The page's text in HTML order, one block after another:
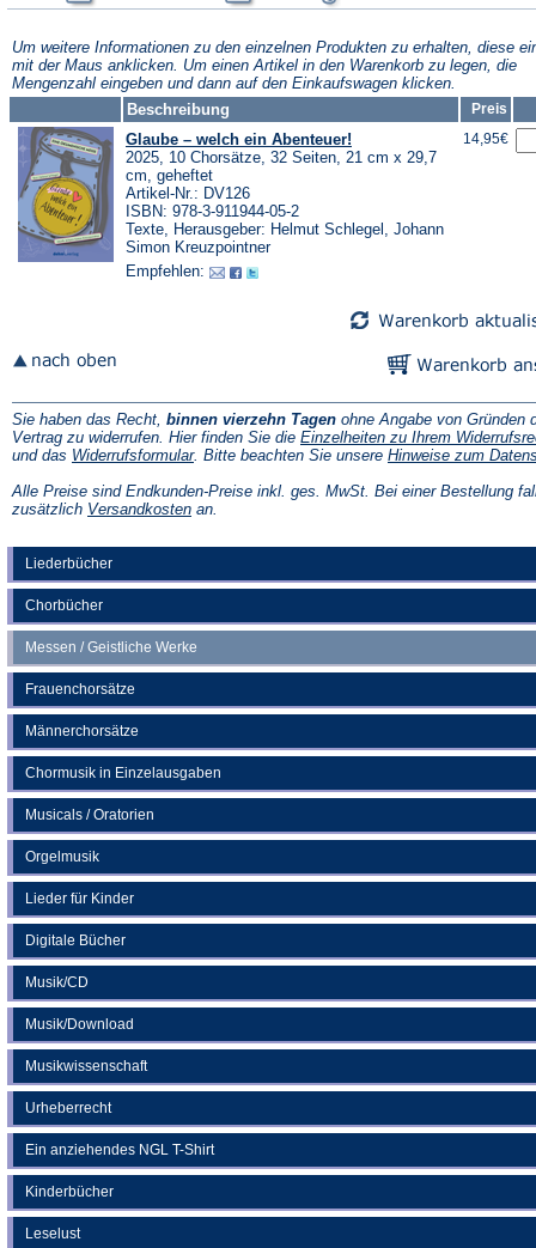
Liederbücher
Chorbücher
Messen / Geistliche Werke
Frauenchorsätze
Männerchorsätze
Chormusik in Einzelausgaben
Musicals / Oratorien
Orgelmusik
Lieder für Kinder
Digitale Bücher
Musik/CD
Musik/Download
Musikwissenschaft
Urheberrecht
Ein anziehendes NGL T-Shirt
Kinderbücher
Leselust
einem
Tab)
einem
Tab)
einem
Tab)
Um weitere Informationen zu den einzelnen Produkten zu erhalten, diese
mit der Maus anklicken. Um einen Artikel in den Warenkorb zu legen, die
Mengenzahl eingeben und dann auf den Einkaufswagen klicken.
Beschreibung
Preis
Glaube – welch ein Abenteuer!
2025, 10 Chorsätze, 32 Seiten, 21 cm x 29,7
cm, geheftet
Artikel-Nr.: DV126
ISBN: 978-3-911944-05-2
Texte, Herausgeber: Helmut Schlegel, Johann
Simon Kreuzpointner
Empfehlen:
14,95€
Sie haben das Recht, binnen vierzehn Tagen ohne Angabe von Gründen
Vertrag zu widerrufen. Hier finden Sie die Einzelheiten zu Ihrem
und das Widerrufsformular(Öffnet
einem
neuen
. Bitte beachten Sie unsere Hinweise zum
Alle Preise sind Endkunden-Preise inkl. ges. MwSt. Bei einer Bestellung
zusätzlich Versandkosten(Öffnet
an.